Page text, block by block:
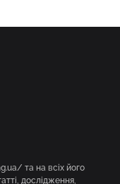
та на всіх його
дослідження,